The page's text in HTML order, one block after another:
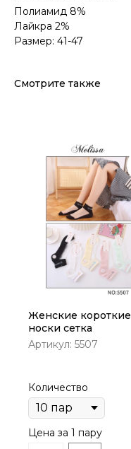
Полиамид 8%
Лайкра 2%
Размер: 41-47
Смотрите также
Женские короткие
носки сетка
Артикул: 5507
Количество
Цена за 1 пару